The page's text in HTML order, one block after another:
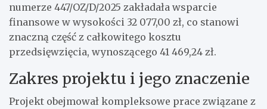
numerze 447/OZ/D/2025 zakładała wsparcie
finansowe w wysokości 32 077,00 zł, co stanowi
znaczną część z całkowitego kosztu
przedsięwzięcia, wynoszącego 41 469,24 zł.
Zakres projektu i jego znaczenie
Projekt obejmował kompleksowe prace związane z